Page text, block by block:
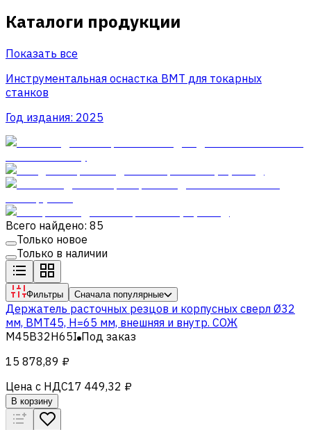
Каталоги продукции
Показать все
Инструментальная оснастка BMT для токарных
станков
Год издания: 2025
Всего найдено: 85
Только новое
Только в наличии
Фильтры Сначала популярные
Держатель расточных резцов и корпусных сверл Ø32
мм, BMT45, H=65 мм, внешняя и внутр. СОЖ
M45B32H65I Под заказ
15 878,89 ₽
Цена с НДС17 449,32 ₽
В корзину